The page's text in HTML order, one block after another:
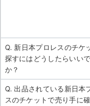
Q. 新日本プロレスのチケ
探すにはどうしたらいい
か？
Q. 出品されている新日本
スのチケットで売り手に